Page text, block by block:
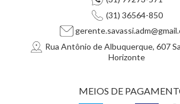
(31) 36564-850
Rua Antônio de Albuquerque, 607
Horizonte
MEIOS DE